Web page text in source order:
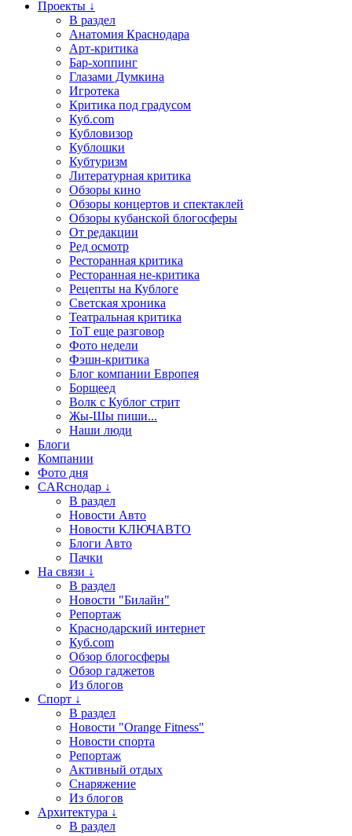
Проекты ↓
В раздел
Анатомия Краснодара
Арт-критика
Бар-хоппинг
Глазами Думкина
Игротека
Критика под градусом
Куб.com
Кубловизор
Кублошки
Кубтуризм
Литературная критика
Обзоры кино
Обзоры концертов и спектаклей
Обзоры кубанской блогосферы
От редакции
Ред осмотр
Ресторанная критика
Ресторанная не-критика
Рецепты на Кублоге
Светская хроника
Театральная критика
ТоТ еще разговор
Фото недели
Фэшн-критика
Блог компании Европея
Борщеед
Волк с Кублог стрит
Жы-Шы пиши...
Наши люди
Блоги
Компании
Фото дня
CARснодар ↓
В раздел
Новости Авто
Новости КЛЮЧАВТО
Блоги Авто
Пачки
На связи ↓
В раздел
Новости "Билайн"
Репортаж
Краснодарский интернет
Куб.com
Обзор блогосферы
Обзор гаджетов
Из блогов
Спорт ↓
В раздел
Новости "Orange Fitness"
Новости спорта
Репортаж
Активный отдых
Снаряжение
Из блогов
Архитектура ↓
В раздел